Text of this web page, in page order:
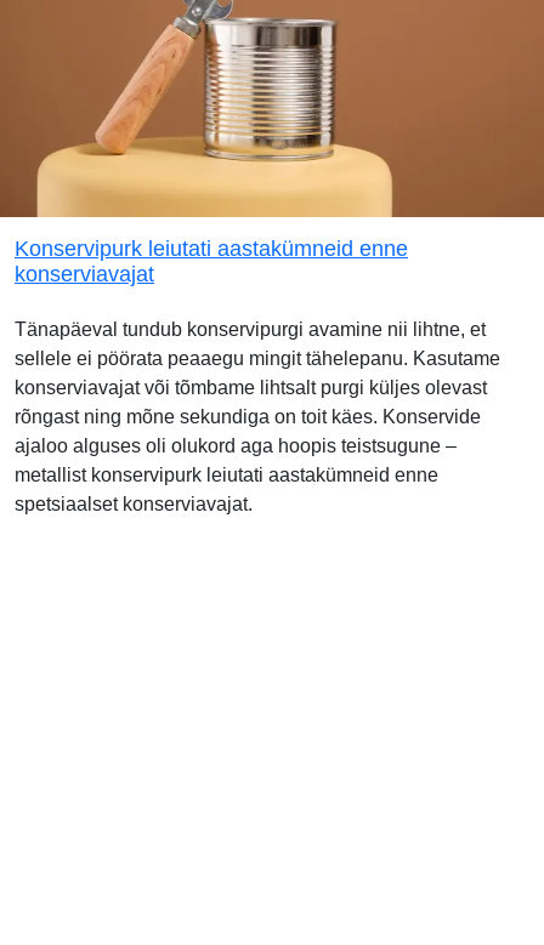
Konservipurk leiutati aastakümneid enne
konserviavajat
Tänapäeval tundub konservipurgi avamine nii lihtne, et
sellele ei pöörata peaaegu mingit tähelepanu. Kasutame
konserviavajat või tõmbame lihtsalt purgi küljes olevast
rõngast ning mõne sekundiga on toit käes. Konservide
ajaloo alguses oli olukord aga hoopis teistsugune –
metallist konservipurk leiutati aastakümneid enne
spetsiaalset konserviavajat.